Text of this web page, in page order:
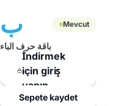
ب Mevcut
باقة حرف الباء
İndirmek
için giriş
yapın
Sepete kaydet